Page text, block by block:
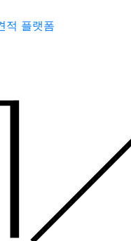
적 플랫폼